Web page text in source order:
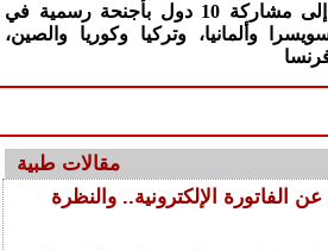
و17 ورشة عمل، إضافة إلى مشاركة 10 دول بأجنحة رسمية في
وألمانيا، وتركيا وكوريا والصين،
مقالات طبية
الفاتورة الإلكترونية.. والنظرة